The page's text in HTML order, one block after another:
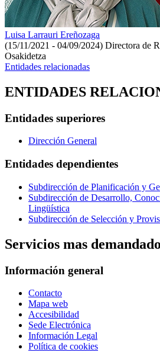
Luisa Larrauri Ereñozaga
(15/11/2021 - 04/09/2024) Directora de
Osakidetza
Entidades relacionadas
ENTIDADES
Entidades superiores
Dirección General
Entidades dependientes
Subdirección de Planificación y
Subdirección de Desarrollo,
Lingüística
Subdirección de Selección y
Servicios mas
Información general
Contacto
Mapa web
Accesibilidad
Sede Electrónica
Información Legal
Política de cookies